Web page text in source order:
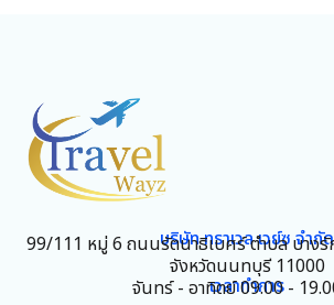
บริษัท ทราเวล เวย์ซ จำกัด
99/111 หมู่ 6 ถนนรัตนาธิเบศร์ ตำบล บาง
จังหวัดนนทบุรี 11000
เวลาทำการ
จันทร์ - อาทิตย์ 09.00 -